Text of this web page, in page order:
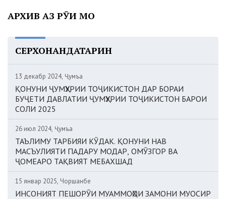
АРХИВ АЗ РӮИ МОҲ
СЕРХОНАНДАТАРИН
13 декабр 2024, Ҷумъа
ҚОНУНИ ҶУМҲУРИИ ТОҶИКИСТОН ДАР БОРАИ
БУҶЕТИ ДАВЛАТИИ ҶУМҲУРИИ ТОҶИКИСТОН БАРОИ
СОЛИ 2025
26 июл 2024, Ҷумъа
ТАЪЛИМУ ТАРБИЯИ КӮДАК. ҚОНУНИ НАВ
МАСЪУЛИЯТИ ПАДАРУ МОДАР, ОМӮЗГОР ВА
ҶОМЕАРО ТАҚВИЯТ МЕБАХШАД
15 январ 2025, Чоршанбе
ИНСОНИЯТ ПЕШОРӮИ МУАММОҲОИ ЗАМОНИ МУОСИР